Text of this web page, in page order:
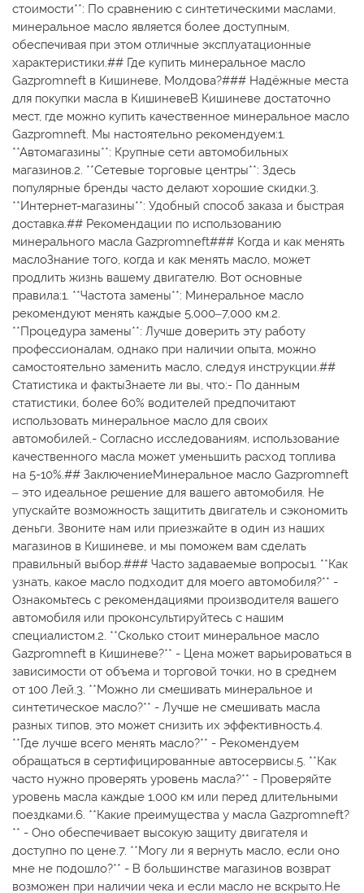
стоимости**: По сравнению с синтетическими маслами,
минеральное масло является более доступным,
обеспечивая при этом отличные эксплуатационные
характеристики.## Где купить минеральное масло
Gazpromneft в Кишиневе, Молдова?### Надёжные места
для покупки масла в КишиневеВ Кишиневе достаточно
мест, где можно купить качественное минеральное масло
Gazpromneft. Мы настоятельно рекомендуем:1.
**Автомагазины**: Крупные сети автомобильных
магазинов.2. **Сетевые торговые центры**: Здесь
популярные бренды часто делают хорошие скидки.3.
**Интернет-магазины**: Удобный способ заказа и быстрая
доставка.## Рекомендации по использованию
минерального масла Gazpromneft### Когда и как менять
маслоЗнание того, когда и как менять масло, может
продлить жизнь вашему двигателю. Вот основные
правила:1. **Частота замены**: Минеральное масло
рекомендуют менять каждые 5,000–7,000 км.2.
**Процедура замены**: Лучше доверить эту работу
профессионалам, однако при наличии опыта, можно
самостоятельно заменить масло, следуя инструкции.##
Статистика и фактыЗнаете ли вы, что:- По данным
статистики, более 60% водителей предпочитают
использовать минеральное масло для своих
автомобилей.- Согласно исследованиям, использование
качественного масла может уменьшить расход топлива
на 5-10%.## ЗаключениеМинеральное масло Gazpromneft
– это идеальное решение для вашего автомобиля. Не
упускайте возможность защитить двигатель и сэкономить
деньги. Звоните нам или приезжайте в один из наших
магазинов в Кишиневе, и мы поможем вам сделать
правильный выбор.### Часто задаваемые вопросы1. **Как
узнать, какое масло подходит для моего автомобиля?** -
Ознакомьтесь с рекомендациями производителя вашего
автомобиля или проконсультируйтесь с нашим
специалистом.2. **Сколько стоит минеральное масло
Gazpromneft в Кишиневе?** - Цена может варьироваться в
зависимости от объема и торговой точки, но в среднем
от 100 Лей.3. **Можно ли смешивать минеральное и
синтетическое масло?** - Лучше не смешивать масла
разных типов, это может снизить их эффективность.4.
**Где лучше всего менять масло?** - Рекомендуем
обращаться в сертифицированные автосервисы.5. **Как
часто нужно проверять уровень масла?** - Проверяйте
уровень масла каждые 1,000 км или перед длительными
поездками.6. **Какие преимущества у масла Gazpromneft?
** - Оно обеспечивает высокую защиту двигателя и
доступно по цене.7. **Могу ли я вернуть масло, если оно
мне не подошло?** - В большинстве магазинов возврат
возможен при наличии чека и если масло не вскрыто.Не